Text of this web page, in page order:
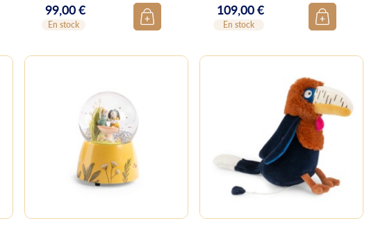
Prix
99,00 €
En stock
Prix
109,00 €
En stock